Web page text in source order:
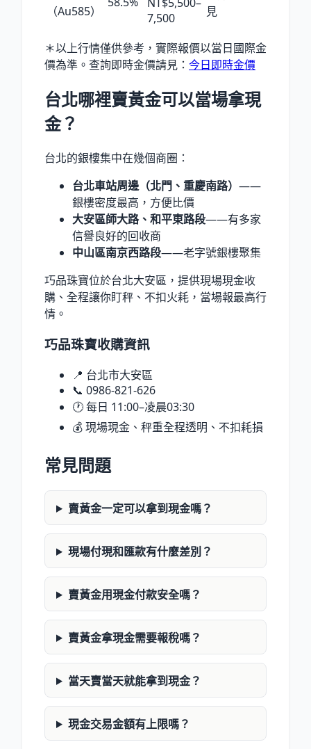
（Au585）
7,500
見
＊以上行情僅供參考，實際報價以當日國際金
價為準。查詢即時金價請見： 今日即時金價
台北哪裡賣黃金可以當場拿現
金？
台北的銀樓集中在幾個商圈：
台北車站周邊（北門、重慶南路） ——
銀樓密度最高，方便比價
大安區師大路、和平東路段——有多家
信譽良好的回收商
中山區南京西路段——老字號銀樓聚集
巧品珠寶位於台北大安區，提供現場現金收
購、全程讓你盯秤、不扣火耗，當場報最高行
情。
巧品珠寶收購資訊
📍 台北市大安區
📞 0986-821-626
🕐 每日 11:00–凌晨03:30
💰 現場現金、秤重全程透明、不扣耗損
常見問題
賣黃金一定可以拿到現金嗎？
現場付現和匯款有什麼差別？
賣黃金用現金付款安全嗎？
賣黃金拿現金需要報稅嗎？
當天賣當天就能拿到現金？
現金交易金額有上限嗎？